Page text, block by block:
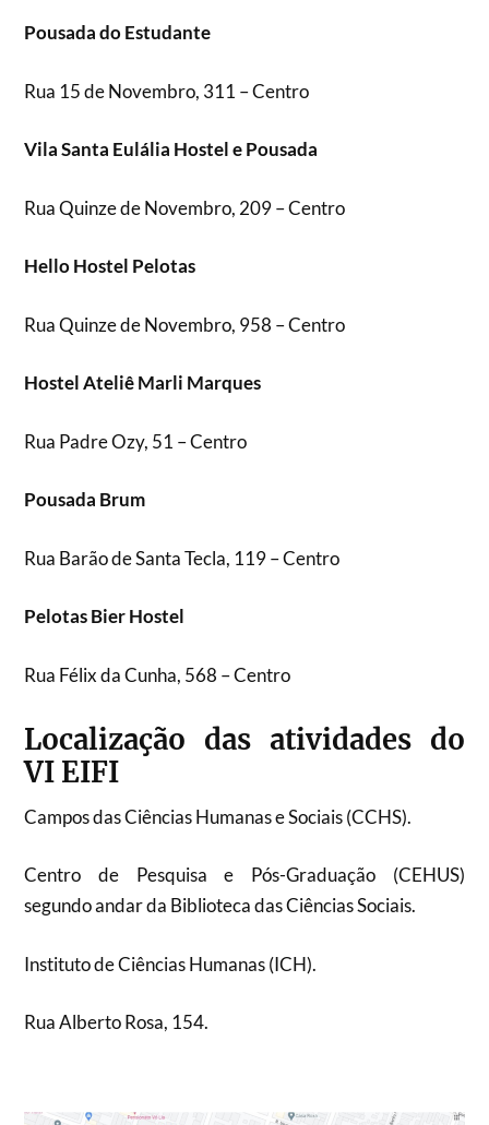
Pousada do Estudante
Rua 15 de Novembro, 311 – Centro
Vila Santa Eulália Hostel e Pousada
Rua Quinze de Novembro, 209 – Centro
Hello Hostel Pelotas
Rua Quinze de Novembro, 958 – Centro
Hostel Ateliê Marli Marques
Rua Padre Ozy, 51 – Centro
Pousada Brum
Rua Barão de Santa Tecla, 119 – Centro
Pelotas Bier Hostel
Rua Félix da Cunha, 568 – Centro
Localização das atividades do
VI EIFI
Campos das Ciências Humanas e Sociais (CCHS).
Centro de Pesquisa e Pós-Graduação (CEHUS)
segundo andar da Biblioteca das Ciências Sociais.
Instituto de Ciências Humanas (ICH).
Rua Alberto Rosa, 154.